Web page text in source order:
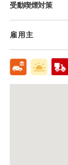
受動喫煙対策
雇用主